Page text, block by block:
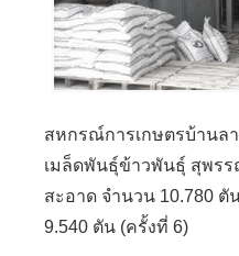
สหกรณ์การเกษตรบ้านล
เมล็ดพันธุ์ข้าวพันธุ์ สุพร
สะอาด จำนวน 10.780 ตั
9.540 ตัน (ครั้งที่ 6)